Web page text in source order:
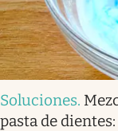
Soluciones.
pasta de